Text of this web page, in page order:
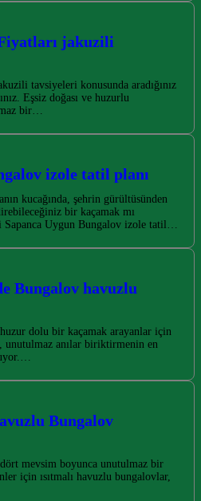
jakuzili
tavsiyeleri konusunda aradığınız
Eşsiz doğası ve huzurlu
bir…
izole tatil planı
kucağında, şehrin gürültüsünden
bir kaçamak mı
Sapanca Uygun Bungalov izole tatil…
Bungalov havuzlu
huzur dolu bir kaçamak arayanlar için
unutulmaz anılar biriktirmenin en
Bungalov
dört mevsim boyunca unutulmaz bir
için ısıtmalı havuzlu bungalovlar,